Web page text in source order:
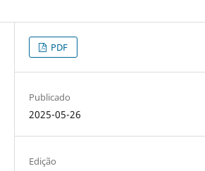
PDF
Publicado
2025-05-26
Edição